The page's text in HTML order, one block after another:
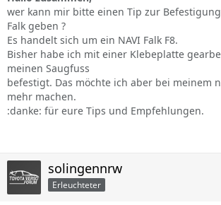
wer kann mir bitte einen Tip zur Befestigung
Falk geben ?
Es handelt sich um ein NAVI Falk F8.
Bisher habe ich mit einer Klebeplatte
meinen Saugfuss
befestigt. Das möchte ich aber bei meinem
mehr machen.
:danke: für eure Tips und Empfehlungen.
solingennrw
Erleuchteter